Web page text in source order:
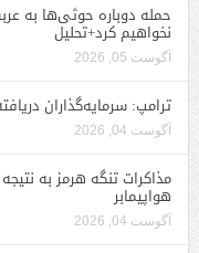
حمله دوباره حوثی‌ها به
نخواهیم کرد+تحلیل
آگوست 05, 2026
ترامپ: سرمایه‌گذاران
آگوست 04, 2026
مذاکرات تنگه هرمز به
هواپیمابر
آگوست 04, 2026